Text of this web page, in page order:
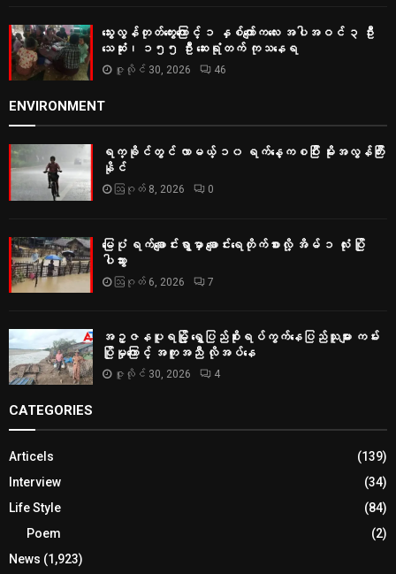
သွေးလွန်တုတ်ကွေးကြောင့် ၁ နှစ်ကျော်ကလေး အပါအဝင် ၃ ဦး
သေဆုံး၊ ၁၅၅ ဦး ဆေးရုံတက် ကုသနေရ
ဇူလိုင် 30, 2026 46
ENVIRONMENT
ရက္ခိုင်တွင် လာမယ့် ၁၀ ရက်နေ့ကစပြီး မိုးအလွန်ကြီး
နိုင်
ဩဂုတ် 8, 2026 0
မြေပုံ ရက်ချောင်းရွာမှာ ချောင်းရေတိုက်စားလို့ အိမ် ၁ လုံး ပြို
ပါသွား
ဩဂုတ် 6, 2026 7
အဥ္ဇနပူရမြို့ ရွှေပြည်စိုးရပ်ကွက်နေပြည်သူများ ကမ်း
ပြိုမှုကြောင့် အကူအညီ လိုအပ်နေ
ဇူလိုင် 30, 2026 4
CATEGORIES
Articels
(139)
Interview
(34)
Life Style
(84)
Poem
(2)
News (1,923)